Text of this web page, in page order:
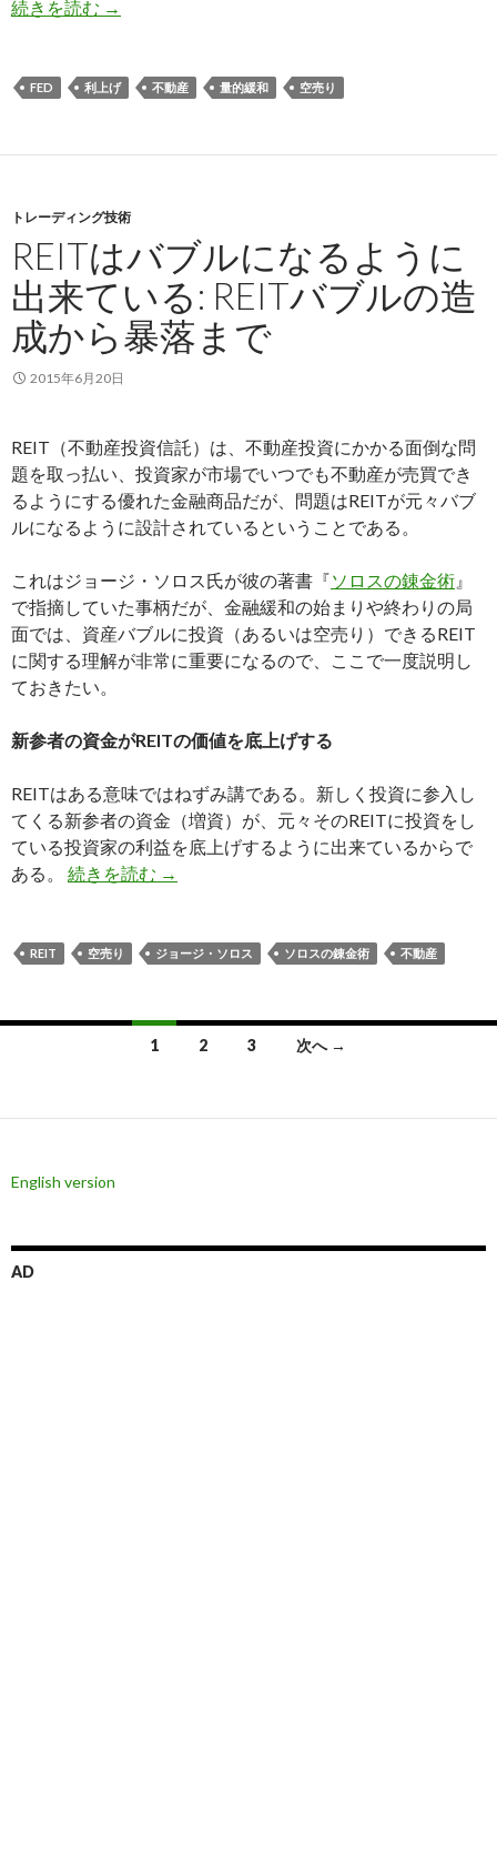
続きを読む 世界同時株安は暴落ではなく急落: 株安はいつ
→
FED 利上げ 不動産 量的緩和 空売り
トレーディング技術
REITはバブルになるように
出来ている: REITバブルの造
成から暴落まで
2015年6月20日
REIT（不動産投資信託）は、不動産投資にかかる面倒な問
題を取っ払い、投資家が市場でいつでも不動産が売買でき
るようにする優れた金融商品だが、問題はREITが元々バブ
ルになるように設計されているということである。
これはジョージ・ソロス氏が彼の著書『ソロスの錬金術 』
で指摘していた事柄だが、金融緩和の始まりや終わりの局
面では、資産バブルに投資（あるいは空売り）できるREIT
に関する理解が非常に重要になるので、ここで一度説明し
ておきたい。
新参者の資金がREITの価値を底上げする
REITはある意味ではねずみ講である。新しく投資に参入し
てくる新参者の資金（増資）が、元々そのREITに投資をし
ている投資家の利益を底上げするように出来ているからで
ある。 続きを読む REITはバブルになるように出来ている:
→
REIT 空売り ジョージ・ソロス ソロスの錬金術 不動産
ナ
ゲ
ー
シ
1 2 3 次へ →
English version
AD